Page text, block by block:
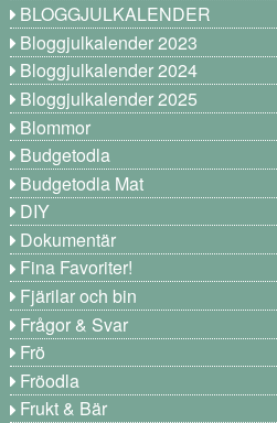
BLOGGJULKALENDER
Bloggjulkalender 2023
Bloggjulkalender 2024
Bloggjulkalender 2025
Blommor
Budgetodla
Budgetodla Mat
DIY
Dokumentär
Fina Favoriter!
Fjärilar och bin
Frågor & Svar
Frö
Fröodla
Frukt & Bär